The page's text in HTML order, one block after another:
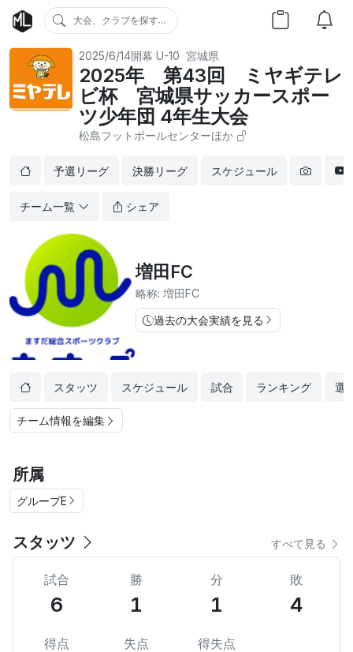
大会、クラブを探す...
2025/6/14開幕 U-10 宮城県
2025年 第43回 ミヤギテレ
ビ杯 宮城県サッカースポー
ツ少年団 4年生大会
松島フットボールセンターほか
予選リーグ 決勝リーグ スケジュール
チーム一覧 シェア
増田FC
略称: 増田FC
過去の大会実績を見る
スタッツ スケジュール 試合 ランキング 選
チーム情報を編集
所属
グループE
スタッツ すべて見る
試合
6
勝
1
分
1
敗
4
得点 失点 得失点